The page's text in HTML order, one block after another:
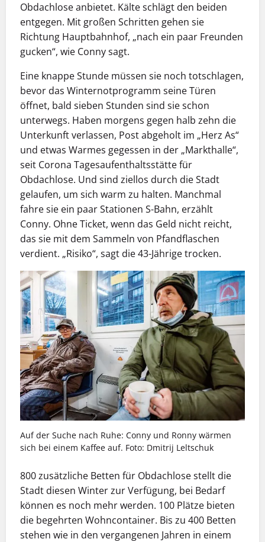
Obdachlose anbietet. Kälte schlägt den beiden
entgegen. Mit großen Schritten gehen sie
Richtung Hauptbahnhof, „nach ein paar Freunden
gucken“, wie Conny sagt.
Eine knappe Stunde müssen sie noch totschlagen,
bevor das Winternotprogramm seine Türen
öffnet, bald sieben Stunden sind sie schon
unterwegs. Haben morgens gegen halb zehn die
Unterkunft verlassen, Post abgeholt im „Herz As“
und etwas Warmes gegessen in der „Markthalle“,
seit Corona Tagesaufenthaltsstätte für
Obdachlose. Und sind ziellos durch die Stadt
gelaufen, um sich warm zu halten. Manchmal
fahre sie ein paar Stationen S-Bahn, erzählt
Conny. Ohne Ticket, wenn das Geld nicht reicht,
das sie mit dem Sammeln von Pfandflaschen
verdient. „Risiko“, sagt die 43-Jährige trocken.
Auf der Suche nach Ruhe: Conny und Ronny wärmen
sich bei einem Kaffee auf. Foto: Dmitrij Leltschuk
800 zusätzliche Betten für Obdachlose stellt die
Stadt diesen Winter zur Verfügung, bei Bedarf
können es noch mehr werden. 100 Plätze bieten
die begehrten Wohncontainer. Bis zu 400 Betten
stehen wie in den vergangenen Jahren in einem